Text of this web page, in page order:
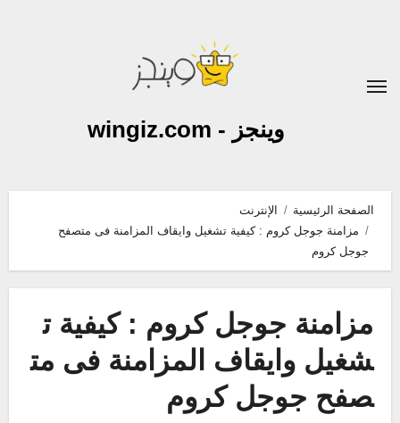
وينجز - wingiz.com
الصفحة الرئيسية
الإنترنت
مزامنة جوجل كروم : كيفية تشغيل وايقاف المزامنة فى متصفح
جوجل كروم
مزامنة جوجل كروم : كيفية ت
شغيل وايقاف المزامنة فى مت
صفح جوجل كروم